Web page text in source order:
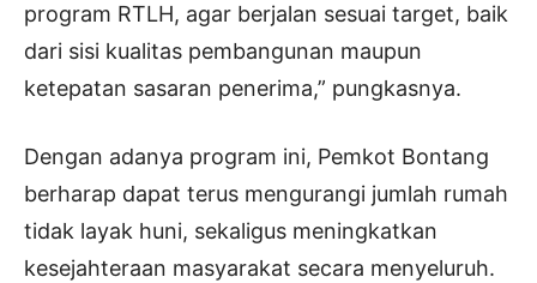
program RTLH, agar berjalan sesuai target, baik
dari sisi kualitas pembangunan maupun
ketepatan sasaran penerima,” pungkasnya.
Dengan adanya program ini, Pemkot Bontang
berharap dapat terus mengurangi jumlah rumah
tidak layak huni, sekaligus meningkatkan
kesejahteraan masyarakat secara menyeluruh.